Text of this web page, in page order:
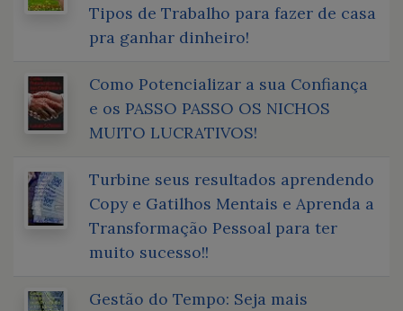
Tipos de Trabalho para fazer de casa
pra ganhar dinheiro!
Como Potencializar a sua Confiança
e os PASSO PASSO OS NICHOS
MUITO LUCRATIVOS!
Turbine seus resultados aprendendo
Copy e Gatilhos Mentais e Aprenda a
Transformação Pessoal para ter
muito sucesso!!
Gestão do Tempo: Seja mais